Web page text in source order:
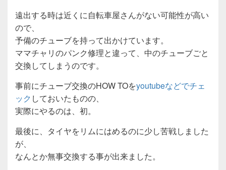
遠出する時は近くに自転車屋さんがない可能性が高い
ので、
予備のチューブを持って出かけています。
ママチャリのパンク修理と違って、中のチューブごと
交換してしまうのです。
事前にチューブ交換のHOW TOをyoutubeなどでチェ
ック しておいたものの、
実際にやるのは、初。
最後に、タイヤをリムにはめるのに少し苦戦しました
が、
なんとか無事交換する事が出来ました。